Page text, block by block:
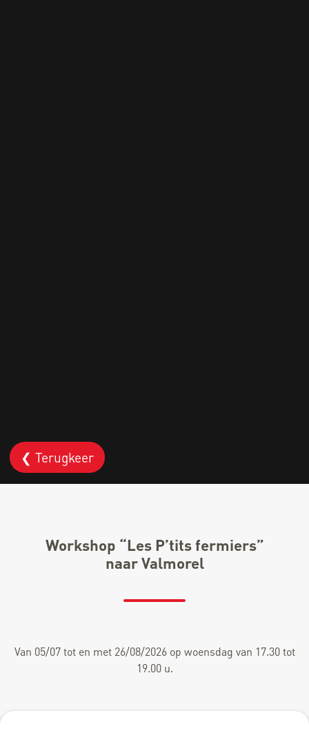
❮ Terugkeer
Workshop “Les P’tits fermiers”
naar Valmorel
Van 05/07 tot en met 26/08/2026 op woensdag van 17.30 tot
19.00 u.